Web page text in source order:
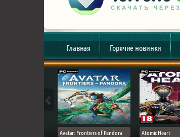
Главная Горячие новинки
Avatar: Frontiers of Pandora Atomic Heart